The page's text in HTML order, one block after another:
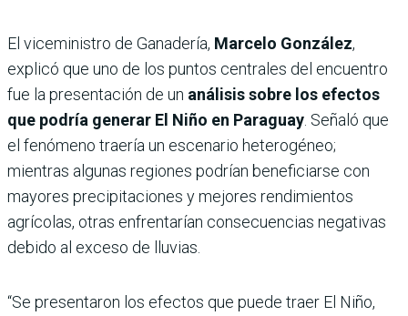
El viceministro de Ganadería, Marcelo González,
explicó que uno de los puntos centrales del encuentro
fue la presentación de un análisis sobre los efectos
que podría generar El Niño en Paraguay . Señaló que
el fenómeno traería un escenario heterogéneo;
mientras algunas regiones podrían beneficiarse con
mayores precipitaciones y mejores rendimientos
agrícolas, otras enfrentarían consecuencias negativas
debido al exceso de lluvias.
“Se presentaron los efectos que puede traer El Niño,